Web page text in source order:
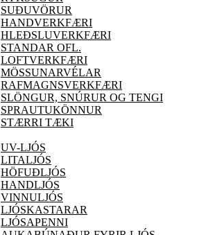
SUÐUVÖRUR
HANDVERKFÆRI
HLEÐSLUVERKFÆRI
STANDAR OFL.
LOFTVERKFÆRI
MÖSSUNARVÉLAR
RAFMAGNSVERKFÆRI
SLÖNGUR, SNÚRUR OG TENGI
SPRAUTUKÖNNUR
STÆRRI TÆKI
UV-LJÓS
LITALJÓS
HÖFUÐLJÓS
HANDLJÓS
VINNULJÓS
LJÓSKASTARAR
LJÓSAPENNI